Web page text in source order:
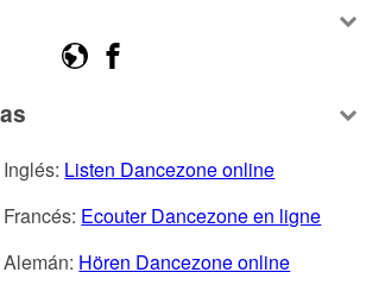
Listen Dancezone online
Ecouter Dancezone en ligne
Hören Dancezone online